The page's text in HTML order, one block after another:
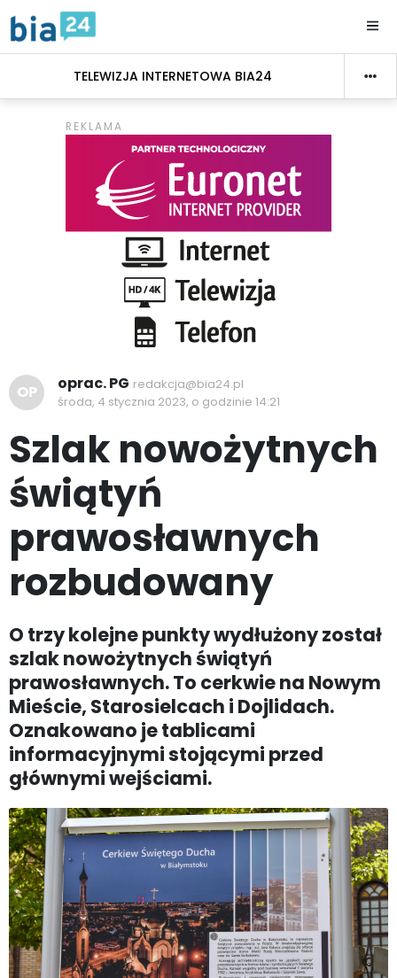
TELEWIZJA INTERNETOWA BIA24
OP oprac. PG redakcja@bia24.pl
środa, 4 stycznia 2023, o godzinie 14:21
Szlak nowożytnych
świątyń
prawosławnych
rozbudowany
O trzy kolejne punkty wydłużony został
szlak nowożytnych świątyń
prawosławnych. To cerkwie na Nowym
Mieście, Starosielcach i Dojlidach.
Oznakowano je tablicami
informacyjnymi stojącymi przed
głównymi wejściami.